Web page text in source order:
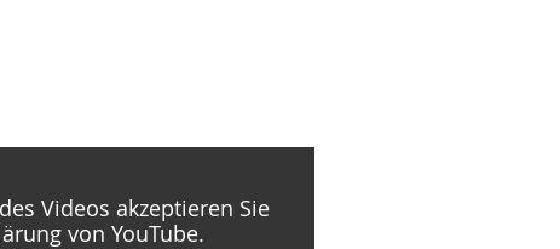
Videos akzeptieren Sie
von YouTube.